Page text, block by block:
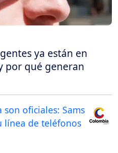
ya están en
por qué generan